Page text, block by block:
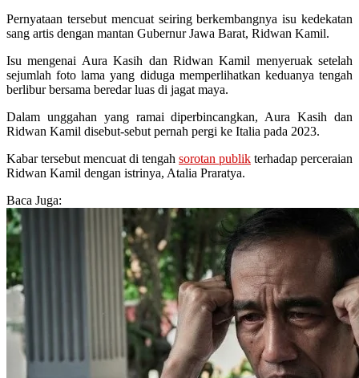
Pernyataan tersebut mencuat seiring berkembangnya isu kedekatan
sang artis dengan mantan Gubernur Jawa Barat, Ridwan Kamil.
Isu mengenai Aura Kasih dan Ridwan Kamil menyeruak setelah
sejumlah foto lama yang diduga memperlihatkan keduanya tengah
berlibur bersama beredar luas di jagat maya.
Dalam unggahan yang ramai diperbincangkan, Aura Kasih dan
Ridwan Kamil disebut-sebut pernah pergi ke Italia pada 2023.
Kabar tersebut mencuat di tengah sorotan publik terhadap perceraian
Ridwan Kamil dengan istrinya, Atalia Praratya.
Baca Juga: